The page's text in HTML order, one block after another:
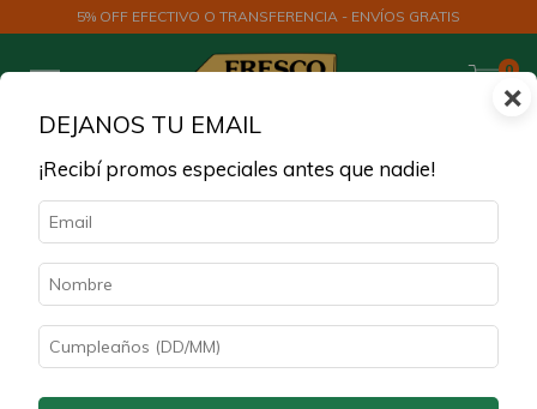
5% OFF EFECTIVO O TRANSFERENCIA - ENVÍOS GRATIS
0
Inicio > HOT FRESCO
×
DEJANOS TU EMAIL
¡Recibí promos especiales antes que nadie!